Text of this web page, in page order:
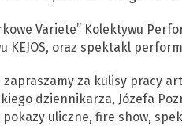
Variete” Kolektywu
KEJOS, oraz spektakl
zapraszamy za kulisy pracy
dziennikarza, Józefa
uliczne, fire show,